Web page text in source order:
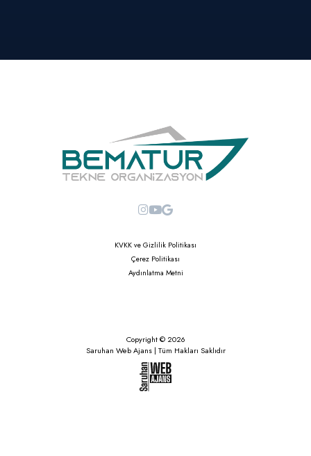
KVKK ve Gizlilik Politikası
Çerez Politikası
Aydınlatma Metni
Copyright © 2026
Saruhan Web Ajans | Tüm Hakları Saklıdır